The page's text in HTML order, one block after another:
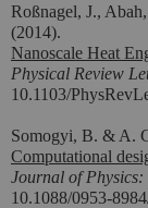
Roßnagel, J.,
(2014).
Nanoscale Heat
Physical Review
10.1103/
Somogyi, B. & A.
Computational
Journal of
10.1088/0953-